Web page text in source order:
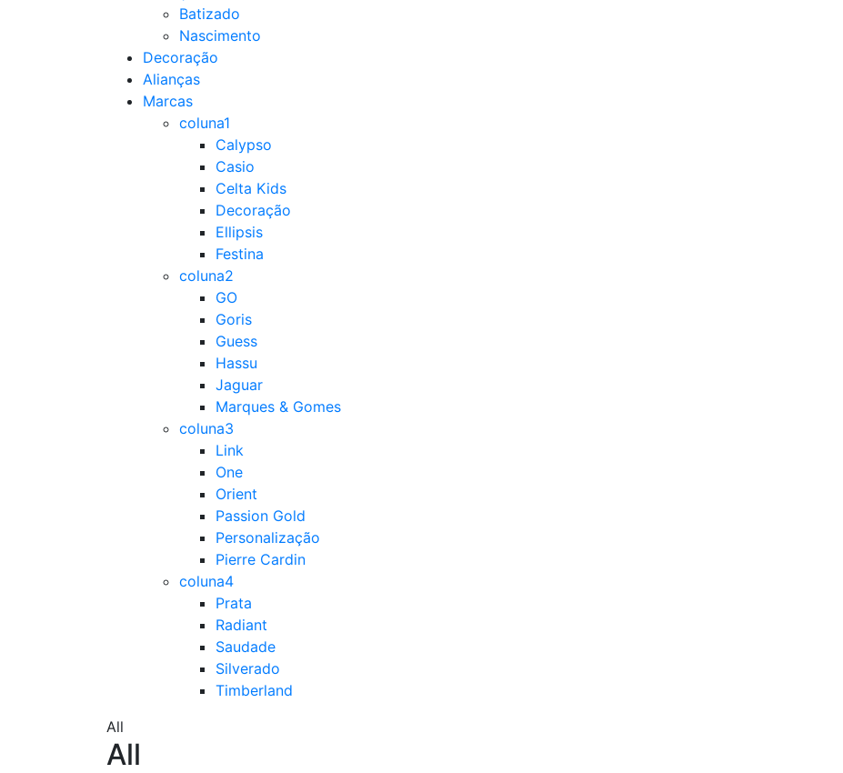
Batizado
Nascimento
Decoração
Alianças
Marcas
coluna1
Calypso
Casio
Celta Kids
Decoração
Ellipsis
Festina
coluna2
GO
Goris
Guess
Hassu
Jaguar
Marques & Gomes
coluna3
Link
One
Orient
Passion Gold
Personalização
Pierre Cardin
coluna4
Prata
Radiant
Saudade
Silverado
Timberland
All
All